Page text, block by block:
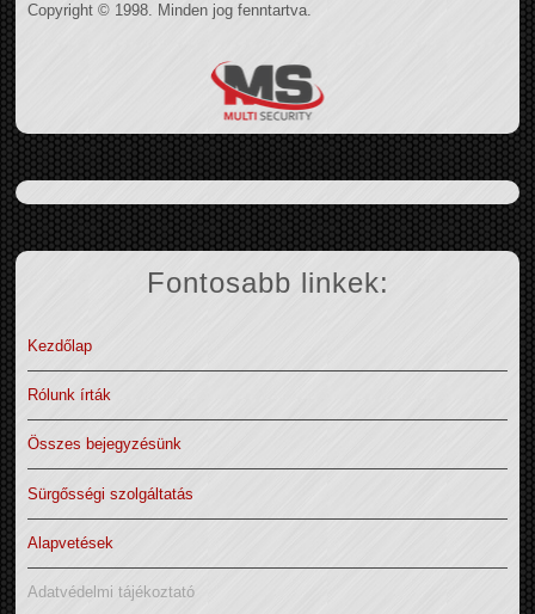
Copyright © 1998. Minden jog fenntartva.
Fontosabb linkek:
Kezdőlap
Rólunk írták
Összes bejegyzésünk
Sürgősségi szolgáltatás
Alapvetések
Adatvédelmi tájékoztató